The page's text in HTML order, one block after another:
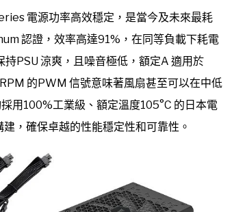
電源功率高效穩定，是當今及未來最耗
認證，效率高達91%，在同等負載下耗電
PSU 涼爽，且噪音極低，額定A 適用於
的PWM 信號意味著風扇甚至可以在中低
用100%工業級、額定溫度105°C 的日本電
，確保卓越的性能穩定性和可靠性。